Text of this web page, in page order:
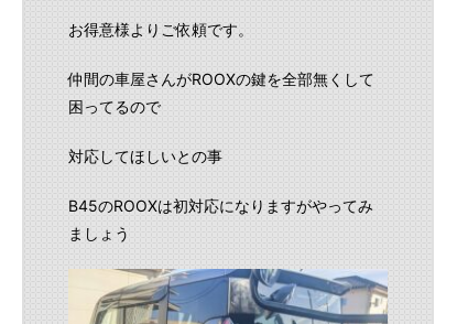
お得意様よりご依頼です。
仲間の車屋さんがROOXの鍵を全部無くして
困ってるので
対応してほしいとの事
B45のROOXは初対応になりますがやってみ
ましょう